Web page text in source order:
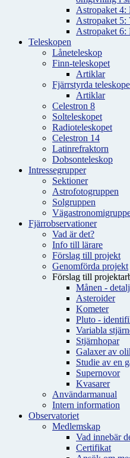
Astropaket 4:
Astropaket 5:
Astropaket 6:
Teleskopen
Låneteleskop
Finn-teleskopet
Artiklar
Fjärrstyrda
Artiklar
Celestron 8
Solteleskopet
Radioteleskopet
Celestron 14
Latinrefraktorn
Dobsonteleskop
Intressegrupper
Sektioner
Astrofotogruppen
Solgruppen
Fjärrobservationer
Vad är det?
Info till lärare
Förslag till projekt
Genomförda projekt
Förslag till
Månen -
Asteroider
Kometer
Pluto -
Variabla
Stjärnhopar
Galaxer av
Studie av en
Supernovor
Kvasarer
Användarmanual
Intern information
Observatoriet
Medlemskap
Vad innebär
Certifikat